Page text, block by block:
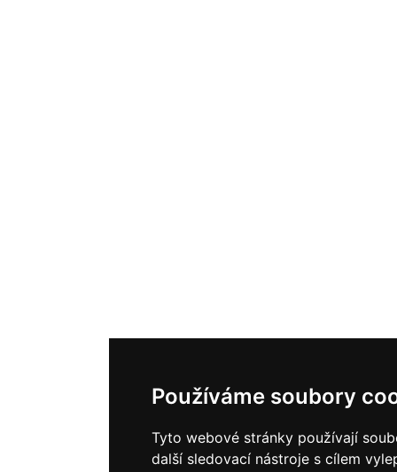
Používáme soubory
Tyto webové stránky používají
další sledovací nástroje s cílem